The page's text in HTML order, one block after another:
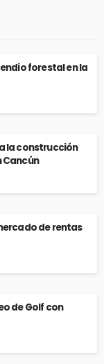
forestal en la
la construcción
Cancún
de rentas
de Golf con